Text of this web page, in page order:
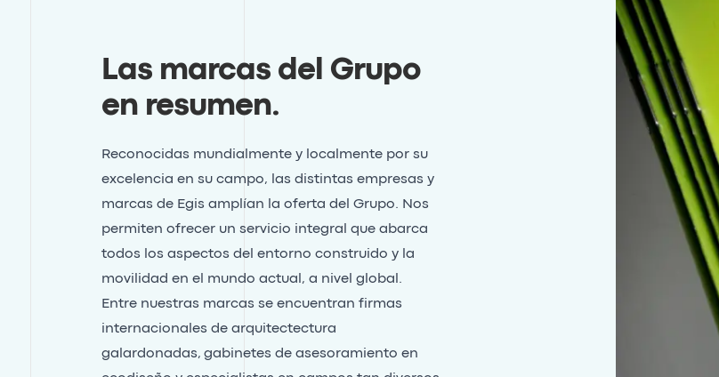
Las marcas del Grupo
en resumen.
Reconocidas mundialmente y localmente por su
excelencia en su campo, las distintas empresas y
marcas de Egis amplían la oferta del Grupo. Nos
permiten ofrecer un servicio integral que abarca
todos los aspectos del entorno construido y la
movilidad en el mundo actual, a nivel global.
Entre nuestras marcas se encuentran firmas
internacionales de arquitectectura
galardonadas, gabinetes de asesoramiento en